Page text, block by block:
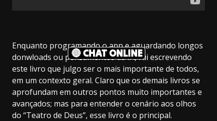
🔴 CHAT ONLINE
Enquanto programando o app e aguardando longos
donwloads ou pensamentos da IA, fui escrevendo
este livro que julgo ser o mais importante de todos,
em um contexto geral. Claro que os demais livros se
aprofundam em outros pontos muito importantes e
avançados; mas para entender o cenário aos olhos
do “Teatro de Deus”, esse livro é o principal.